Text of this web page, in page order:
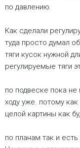
по давлению.
Как сделали
туда просто думал
тяги кусок нужной
регулируемые тяги
по подвеске пока не
ходу уже. потому
целой картины как
по планам так и